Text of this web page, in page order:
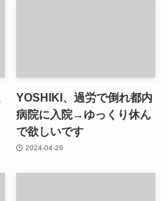
YOSHIKI、過労で倒れ都内
病院に入院→ゆっくり休ん
で欲しいです
2024-04-26